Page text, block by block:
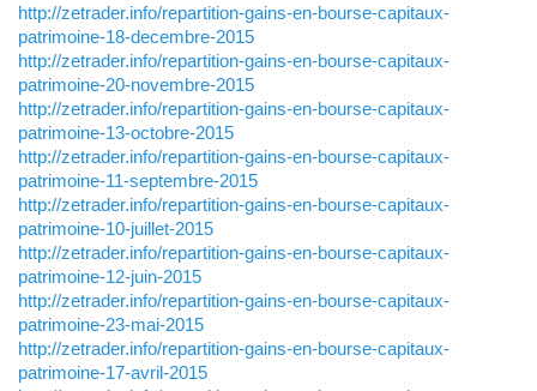
http://zetrader.info/repartition-gains-en-bourse-capitaux-
patrimoine-18-decembre-2015
http://zetrader.info/repartition-gains-en-bourse-capitaux-
patrimoine-20-novembre-2015
http://zetrader.info/repartition-gains-en-bourse-capitaux-
patrimoine-13-octobre-2015
http://zetrader.info/repartition-gains-en-bourse-capitaux-
patrimoine-11-septembre-2015
http://zetrader.info/repartition-gains-en-bourse-capitaux-
patrimoine-10-juillet-2015
http://zetrader.info/repartition-gains-en-bourse-capitaux-
patrimoine-12-juin-2015
http://zetrader.info/repartition-gains-en-bourse-capitaux-
patrimoine-23-mai-2015
http://zetrader.info/repartition-gains-en-bourse-capitaux-
patrimoine-17-avril-2015